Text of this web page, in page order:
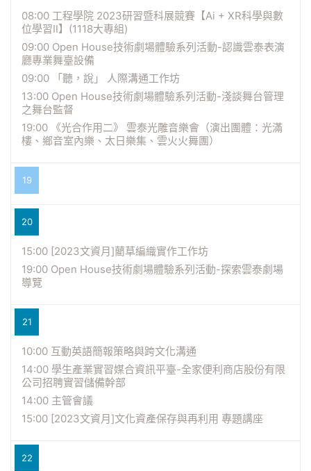
08:00 工程學院 2023研習暨科展競賽【Ai + XR科學與數
位學習Ⅱ】(1118大專組)
09:00 Open House技術劇場體驗系列活動-認識雲泰表演
廳專業舞臺設備
09:00 「聽，說」 人際溝通工作坊
13:00 Open House技術劇場體驗系列活動-淺談舞台管理
之舞台監督
19:00 《光合作用二》 雲泰光雕音樂會（演出團體：光滿
樓、鄉音室內樂、太日樂集、雲火火舞團）
19
20
15:00 [2023文資月]藺草編織實作工作坊
19:00 Open House技術劇場體驗系列活動-探索雲泰劇場
導覽
21
10:00 互動英語簡報策略與跨文化溝通
14:00 學生產業實習媒合資訊平臺-全家便利商店股份有限
公司招聘實習儲備幹部
14:00 主管會議
15:00 [2023文資月]文化資產保存與再利用 專題講座
22